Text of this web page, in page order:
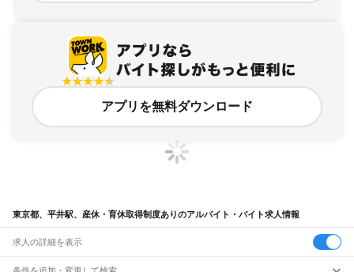
市区町村を追加・変更
東京都
東京23区すべて
駅を追加・変更
関連キーワード
完全在宅ワーク 全国
産休・育休取得
制度ありのアルバイト・バイト・求人